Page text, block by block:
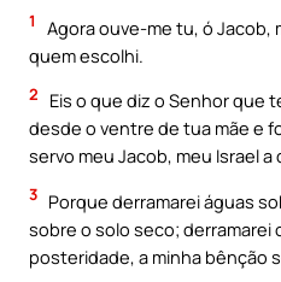
1
Agora ouve-me tu, ó Jacob,
quem escolhi.
2
Eis o que diz o Senhor que
desde o ventre de tua mãe e
servo meu Jacob, meu Israel a
3 Porque derramarei águas
sobre o solo seco; derramarei
posteridade, a minha bênção